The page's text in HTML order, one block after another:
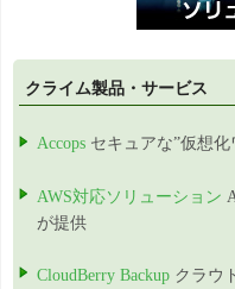
クライム製品・サービス
Accops セキュアな”仮想
AWS対応ソリューション
が提供
CloudBerry Backup クラウ